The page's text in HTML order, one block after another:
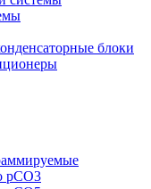
блоки
pCO3